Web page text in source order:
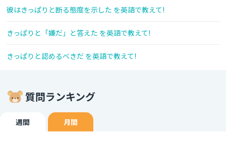
彼はきっぱりと断る態度を示した を英語で教えて!
きっぱりと「嫌だ」と答えた を英語で教えて!
きっぱりと認めるべきだ を英語で教えて!
質問ランキング
週間 月間